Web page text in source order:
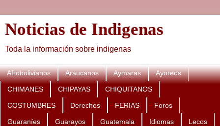
Noticias de Indigenas
Toda la información sobre indigenas
Afrobolivianos Araucanos Aymaras Ayoreos
CHIMANES CHIPAYAS CHIQUITANOS
COSTUMBRES Derechos FERIAS Foros
Guaraníes Guarayos Guatemala Idiomas Lecos